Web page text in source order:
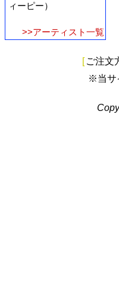
ィーピー）
>>アーティスト一覧
[ ご注文
※当サ